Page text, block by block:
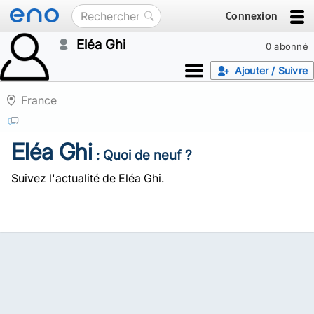
Connexion
0 abonné
Eléa Ghi
Ajouter / Suivre
France
Eléa Ghi : Quoi de neuf ?
Suivez l'actualité de Eléa Ghi.